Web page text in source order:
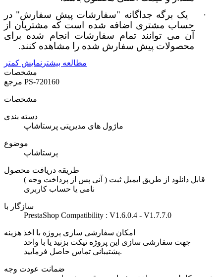
·
یک برگه جداگانه "سفارشات پیش سفارش" در
حساب مشتری اضافه شده است که مشتریان از
آن می توانند تمام سفارشات انجام شده برای
محصولات پیش سفارش شده را مشاهده کنند.
مطالعه بیشتر نمایش کمتر
مشخصات
PS-720160
مشخصات
دسته بندی
ماژول های مدیریتی پرستاشاپ
موضوع
پرستاشاپ
طریقه دریافت محصول
( آنی پس از پرداخت وجه ) قابل دانلود از طریق ایمیل ثبت
نامی یا حساب کاربری
سازگار با
PrestaShop Compatibility : V1.6.0.4 - V1.7.7.0
امکان سفارشی سازی پروژه با اخذ هزینه
جهت سفارشی سازی این پروژه تیکت بزنید یا با واحد
پشتیبانی تماس حاصل فرمایید.
ضمانت عودت وجه